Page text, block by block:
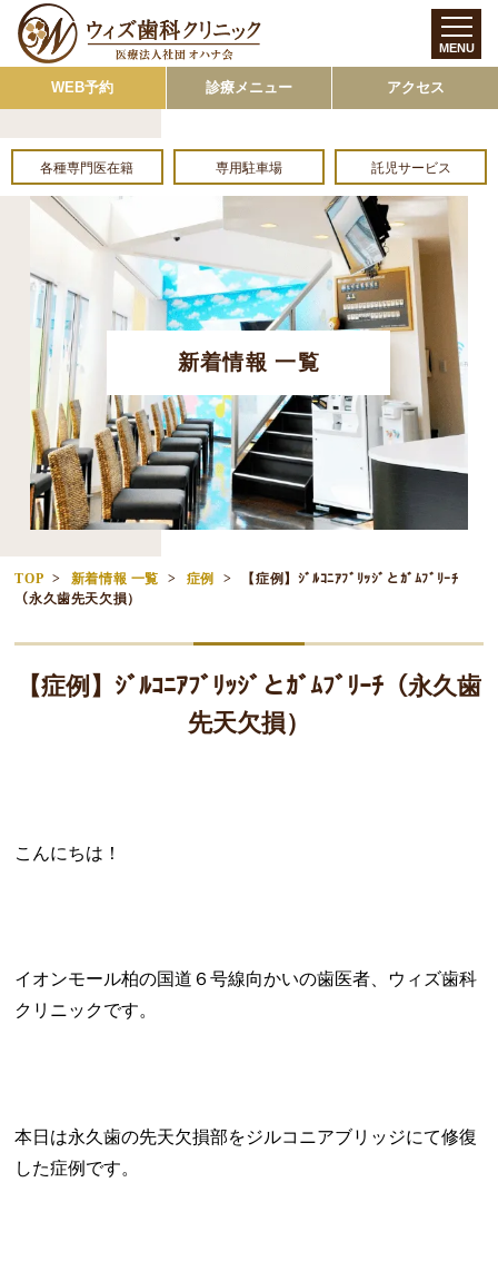
WEB予約 診療メニュー アクセス
各種専門医在籍 専用駐車場 託児サービス
新着情報 一覧
MENU
TOP 新着情報 一覧 症例
【症例】ｼﾞﾙｺﾆｱﾌﾞﾘｯｼﾞとｶﾞﾑﾌﾞﾘｰﾁ
（永久歯先天欠損）
【症例】ｼﾞﾙｺﾆｱﾌﾞﾘｯｼﾞとｶﾞﾑﾌﾞﾘｰﾁ（永久歯
先天欠損）
こんにちは！
イオンモール柏の国道６号線向かいの歯医者、ウィズ歯科
クリニックです。
本日は永久歯の先天欠損部をジルコニアブリッジにて修復
した症例です。